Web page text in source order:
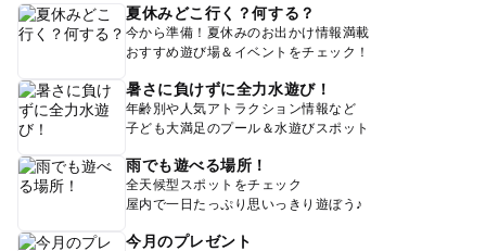
夏休みどこ行く？何する？
今から準備！夏休みのお出かけ情報満載
おすすめ遊び場＆イベントをチェック！
暑さに負けずに全力水遊び！
年齢別や人気アトラクション情報など
子ども大満足のプール＆水遊びスポット
雨でも遊べる場所！
全天候型スポットをチェック
屋内で一日たっぷり思いっきり遊ぼう♪
今月のプレゼント